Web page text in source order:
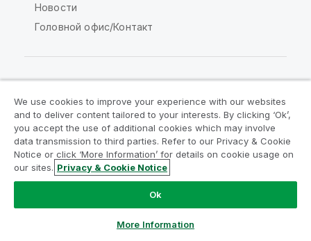
Новости
Головной офис/Контакт
Сообщество Qlik
Юридические соглашения
Условия использования продуктов
Legal Policies
Юридические положения
© QlikTech International AB, 1993-2026. Все права
We use cookies to improve your experience with our websites
and to deliver content tailored to your interests. By clicking ‘Ok’,
you accept the use of additional cookies which may involve
data transmission to third parties. Refer to our Privacy & Cookie
Notice or click ‘More Information’ for details on cookie usage on
our sites. Privacy & Cookie Notice
Ok
More Information